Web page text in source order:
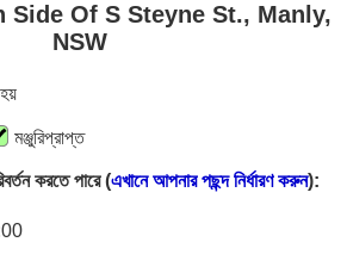
Side Of S Steyne St., Manly,
NSW
মঞ্জুরিপ্রাপ্ত
করতে পারে (এখানে আপনার পছন্দ নির্ধারণ করুন):